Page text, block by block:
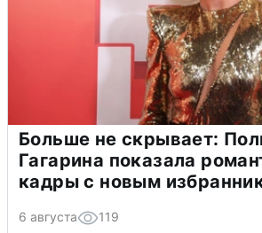
Больше не скрывает:
Гагарина показала
кадры с новым
6 августа 119